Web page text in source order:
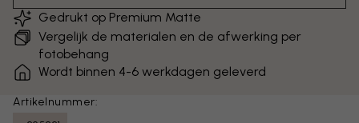
Gedrukt op Premium Matte
Vergelijk de materialen en de afwerking per
fotobehang
Wordt binnen 4-6 werkdagen geleverd
Artikelnummer: